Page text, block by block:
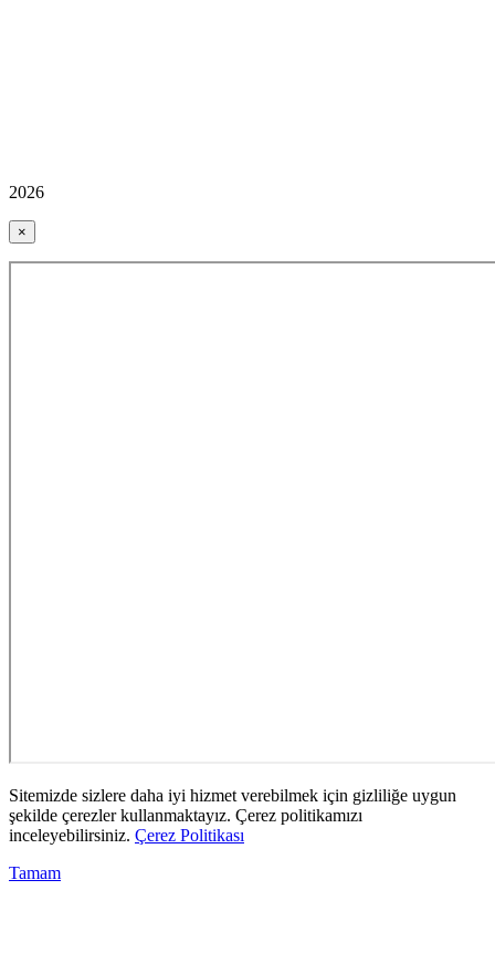
2026
×
Sitemizde sizlere daha iyi hizmet verebilmek için gizliliğe uygun
şekilde çerezler kullanmaktayız. Çerez politikamızı
inceleyebilirsiniz. Çerez Politikası
Tamam